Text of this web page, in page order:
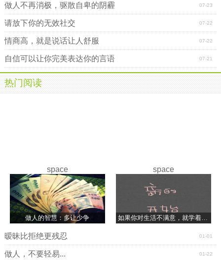
07-23
做人不再消极，驱散自卑的阴霾
07-22
请放下你的无效社交
07-22
情商高，就是说话让人舒服
07-21
自信可以让你完美表达你的言语
热门阅读
space
做人的智慧：多让少争
space
如果你对生活不满意，就学着做个有趣的人
01-01
暧昧比拒绝更残忍
01-22
做人，不要轻易...